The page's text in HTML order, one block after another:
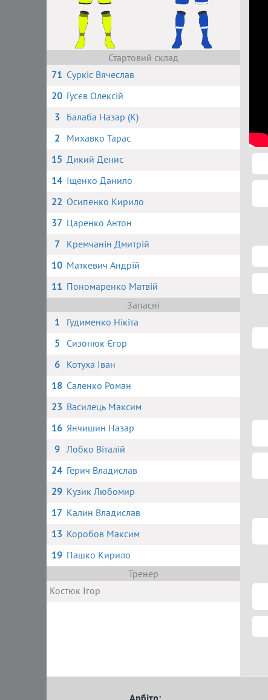
Стартовий склад
71 Суркіс Вячеслав
20 Гусєв Олексій
3
Балаба Назар (К)
2
Михавко Тарас
15 Дикий Денис
14 Іщенко Данило
22 Осипенко Кирило
37 Царенко Антон
7
Кремчанін Дмитрій
10 Маткевич Андрій
11 Пономаренко Матвій
Запасні
1
Гудименко Нікіта
5
Сизонюк Єгор
6
Котуха Іван
18 Саленко Роман
23 Василець Максим
16 Янчишин Назар
9 Лобко Віталій
24 Герич Владислав
29 Кузик Любомир
17 Калин Владислав
13 Коробов Максим
19 Пашко Кирило
Тренер
Костюк Ігор
Арбітр: